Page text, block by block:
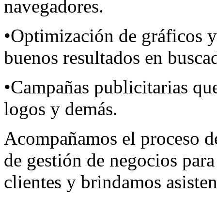
navegadores.
•Optimización de gráficos
buenos resultados en
•Campañas publicitarias
logos y demás.
Acompañamos el proceso
de gestión de negocios
clientes y brindamos